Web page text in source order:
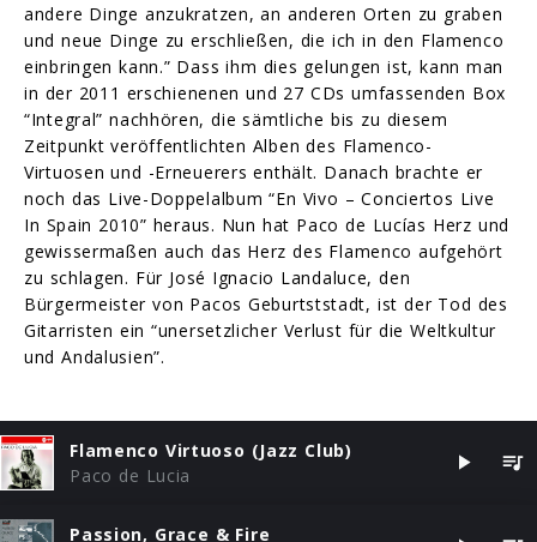
andere Dinge anzukratzen, an anderen Orten zu graben
und neue Dinge zu erschließen, die ich in den Flamenco
einbringen kann.” Dass ihm dies gelungen ist, kann man
in der 2011 erschienenen und 27 CDs umfassenden Box
“Integral” nachhören, die sämtliche bis zu diesem
Zeitpunkt veröffentlichten Alben des Flamenco-
Virtuosen und -Erneuerers enthält. Danach brachte er
noch das Live-Doppelalbum “En Vivo – Conciertos Live
In Spain 2010” heraus. Nun hat Paco de Lucías Herz und
gewissermaßen auch das Herz des Flamenco aufgehört
zu schlagen. Für José Ignacio Landaluce, den
Bürgermeister von Pacos Geburtststadt, ist der Tod des
Gitarristen ein “unersetzlicher Verlust für die Weltkultur
und Andalusien”.
Flamenco Virtuoso (Jazz Club)
Paco de Lucia
Passion, Grace & Fire